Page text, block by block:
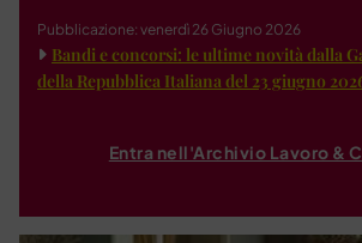
Pubblicazione: venerdì 26 Giugno 2026
Bandi e concorsi: le ultime novità dalla
della Repubblica Italiana del 23 giugno
Entra nell'Archivio Lavoro &